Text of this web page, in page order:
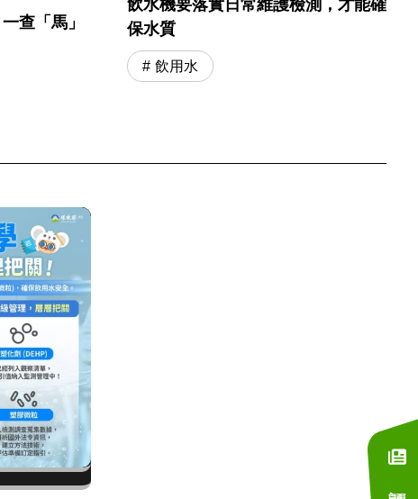
查「馬」
飲水機要落實日常維護檢測，才能確
保水質
飲用水